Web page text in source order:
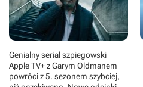
Genialny serial szpiegowski
Apple TV+ z Garym Oldmanem
powróci z 5. sezonem szybciej,